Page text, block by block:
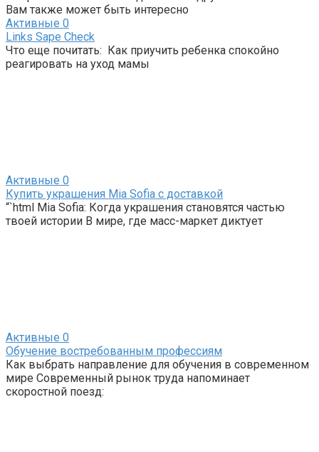
Вам также может быть интересно
Активные 0
Links Sape Check
Что еще почитать: Как приучить ребенка спокойно
реагировать на уход мамы
Активные 0
Купить украшения Mia Sofia с доставкой
“`html Mia Sofia: Когда украшения становятся частью
твоей истории В мире, где масс-маркет диктует
Активные 0
Обучение востребованным профессиям
Как выбрать направление для обучения в современном
мире Современный рынок труда напоминает
скоростной поезд: